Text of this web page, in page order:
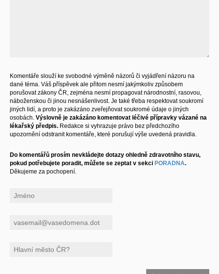
Komentáře slouží ke svobodné výměně názorů či vyjádření názoru na
dané téma. Váš příspěvek ale přitom nesmí jakýmkoliv způsobem
porušovat zákony ČR, zejména nesmí propagovat národnostní, rasovou,
náboženskou či jinou nesnášenlivost. Je také třeba respektovat soukromí
jiných lidí, a proto je zakázáno zveřejňovat soukromé údaje o jiných
osobách. Výslovně je zakázáno komentovat léčivé přípravky vázané na
lékařský předpis. Redakce si vyhrazuje právo bez předchozího
upozornění odstranit komentáře, které porušují výše uvedená pravidla.
Do komentářů prosím nevkládejte dotazy ohledně zdravotního stavu,
pokud potřebujete poradit, můžete se zeptat v sekci PORADNA.
Děkujeme za pochopení.